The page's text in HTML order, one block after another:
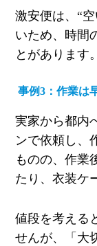
激安便は、“
いため、時間
とがあります。
事例3：作業は
実家から都内
ンで依頼し、
ものの、作業
たり、衣装ケ
値段を考える
せんが、「大